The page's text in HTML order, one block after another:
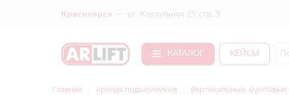
Красноярск ул. Караульная 25 стр. 5
КАТАЛОГ КЕЙСЫ
Главная Аренда подъёмников Вертикальные,